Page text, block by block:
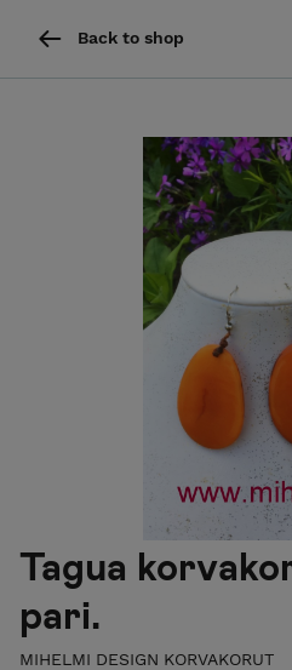
Back to shop
Tagua
pari.
MIHELMI DESIGN KORVAKORUT